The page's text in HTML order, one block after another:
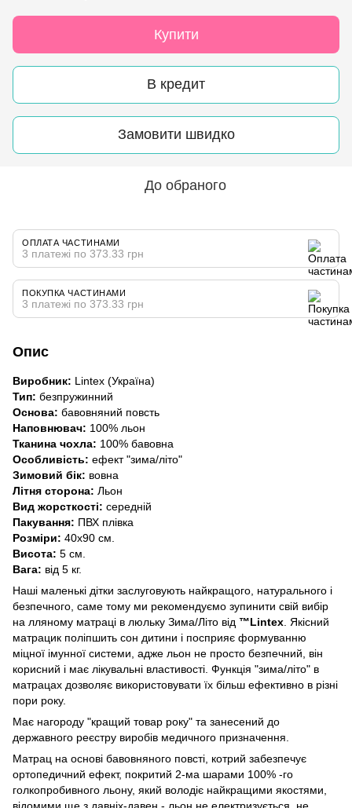
Купити
В кредит
Замовити швидко
До обраного
ОПЛАТА ЧАСТИНАМИ
3 платежі по 373.33 грн
ПОКУПКА ЧАСТИНАМИ
3 платежі по 373.33 грн
Опис
Виробник: Lintex (Україна)
Тип: безпружинний
Основа: бавовняний повсть
Наповнювач: 100% льон
Тканина чохла: 100% бавовна
Особливість: ефект "зима/літо"
Зимовий бік: вовна
Літня сторона: Льон
Вид жорсткості: середній
Пакування: ПВХ плівка
Розміри: 40х90 см.
Висота: 5 см.
Вага: від 5 кг.
Наші маленькі дітки заслуговують найкращого, натурального і
безпечного, саме тому ми рекомендуємо зупинити свій вибір
на лляному матраці в люльку Зима/Літо від ™Lintex . Якісний
матрацик поліпшить сон дитини і посприяє формуванню
міцної імунної системи, адже льон не просто безпечний, він
корисний і має лікувальні властивості. Функція "зима/літо" в
матрацах дозволяє використовувати їх більш ефективно в різні
пори року.
Має нагороду "кращий товар року" та занесений до
державного реєстру виробів медичного призначення.
Матрац на основі бавовняного повсті, котрий забезпечує
ортопедичний ефект, покритий 2-ма шарами 100% -го
голкопробивного льону, який володіє найкращими якостями,
відомими ще з давніх-давен - льон не електризується, не